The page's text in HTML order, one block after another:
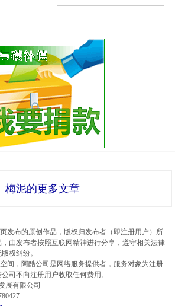
梅泥的更多文章
发布的原创作品，版权归发布者（即注册用户）所
由发布者按照互联网精神进行分享，遵守相关法律
权纠纷。
间，阿酷公司是网络服务提供者，服务对象为注册
司不向注册用户收取任何费用。
展有限公司